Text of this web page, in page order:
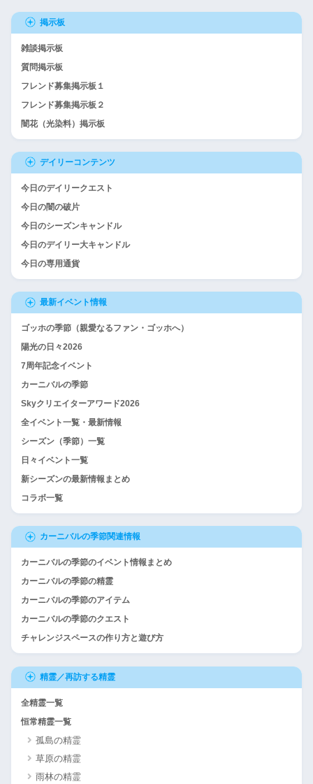
掲示板
雑談掲示板
質問掲示板
フレンド募集掲示板１
フレンド募集掲示板２
闇花（光染料）掲示板
デイリーコンテンツ
今日のデイリークエスト
今日の闇の破片
今日のシーズンキャンドル
今日のデイリー大キャンドル
今日の専用通貨
最新イベント情報
ゴッホの季節（親愛なるファン・ゴッホへ）
陽光の日々2026
7周年記念イベント
カーニバルの季節
Skyクリエイターアワード2026
全イベント一覧・最新情報
シーズン（季節）一覧
日々イベント一覧
新シーズンの最新情報まとめ
コラボ一覧
カーニバルの季節関連情報
カーニバルの季節のイベント情報まとめ
カーニバルの季節の精霊
カーニバルの季節のアイテム
カーニバルの季節のクエスト
チャレンジスペースの作り方と遊び方
精霊／再訪する精霊
全精霊一覧
恒常精霊一覧
孤島の精霊
草原の精霊
雨林の精霊